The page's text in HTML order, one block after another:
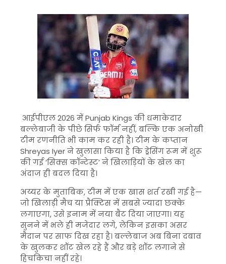
आईपीएल 2026 मेंPunjab Kings की धमाकेदार
बल्लेबाजी के पीछे सिर्फ फॉर्म नहीं, बल्कि एक अनोखी
टीम रणनीति भी काम कर रही है। टीम के कप्तान
Shreyas Iyerने खुलासा किया है कि ड्रेसिंग रूम में शुरू
की गई ‘सिक्स कॉन्टेस्ट’ ने खिलाड़ियों के खेल का
अंदाज ही बदल दिया है।
अय्यर के मुताबिक, टीम में एक खास शर्त रखी गई है—
जो खिलाड़ी मैच या प्रैक्टिस में सबसे ज्यादा छक्के
लगाएगा, उसे इनाम में नया बैट दिया जाएगा। यह
सुनने में भले ही मजेदार लगे, लेकिन इसका असर
मैदान पर साफ दिख रहा है। बल्लेबाज अब बिना दबाव
के खुलकर शॉट खेल रहे हैं और बड़े शॉट लगाने से
हिचकिचा नहीं रहे।